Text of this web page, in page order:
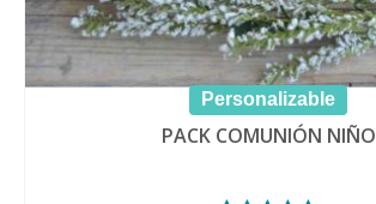
Personalizable
PACK COMUNIÓN NIÑO